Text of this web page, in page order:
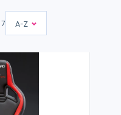
7 A-Z